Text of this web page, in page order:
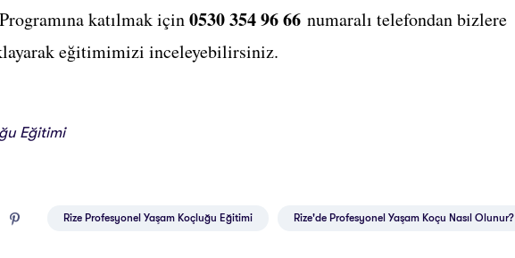
katılmak için0530 354 96 66 numaralı telefondan bizlere
eğitimimizi inceleyebilirsiniz.
Eğitimi
Rize Profesyonel Yaşam Koçluğu Eğitimi Rize'de Profesyonel Yaşam Koçu Nasıl Olunur?